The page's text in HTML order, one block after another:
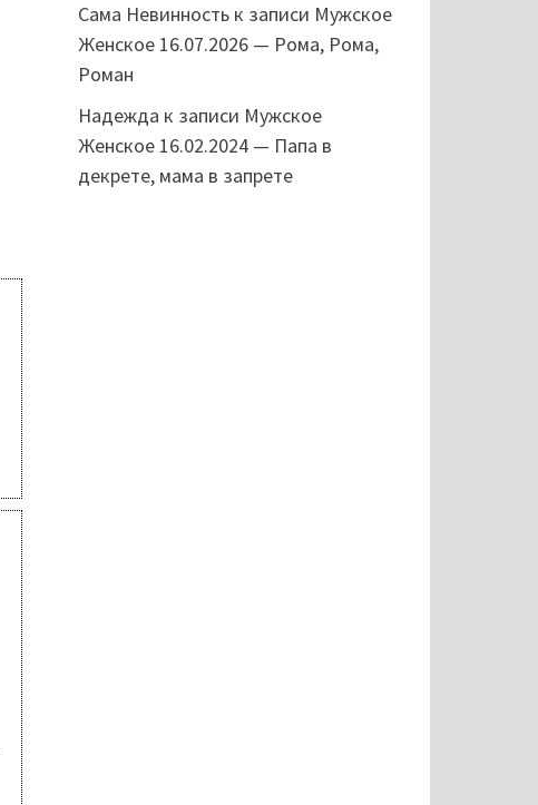
Сама Невинностьк записи Мужское
Женское 16.07.2026 — Рома, Рома,
Роман
Надежда к записи Мужское
Женское 16.02.2024 — Папа в
декрете, мама в запрете